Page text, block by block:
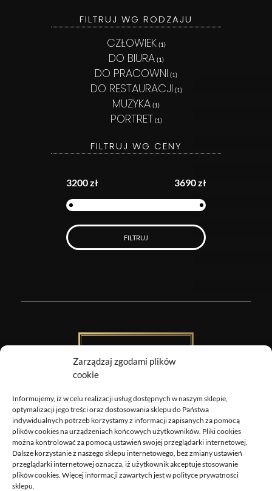
Zarządzaj zgodami plików
cookie
Informujemy, iż w celu realizacji usług dostępnych w naszym sklepie,
optymalizacji jego treści oraz dostosowania sklepu do Państwa
indywidualnych potrzeb korzystamy z informacji zapisanych za pomocą
plików cookies na urządzeniach końcowych użytkowników. Pliki cookies
można kontrolować za pomocą ustawień swojej przeglądarki internetowej.
Dalsze korzystanie z naszego sklepu internetowego, bez zmiany ustawień
przeglądarki internetowej oznacza, iż użytkownik akceptuje stosowanie
plików cookies. Więcej informacji zawartych jest w polityce prywatności
sklepu.
FILTRUJ WG RODZAJU
CZŁOWIEK (1)
DO BIURA (1)
DO PRACOWNI (1)
DO RESTAURACJI (1)
MUZYKA (1)
PORTRET (1)
FILTRUJ WG CENY
3200 zł 3690 zł
FILTRUJ
Obrazy Sztuki
DOSTAWA
ZWROTY I REKLAMACJE
REGULAMIN
POLITYKA PRYWATNOŚCI